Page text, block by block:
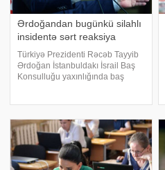
Ərdoğandan bugünkü silahlı
insidentə sərt reaksiya
Türkiyə Prezidenti Rəcəb Tayyib
Ərdoğan İstanbuldakı İsrail Baş
Konsulluğu yaxınlığında baş
başçısı Türkiyənin belə
təxribatlara imka